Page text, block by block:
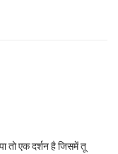
तो एक दर्शन है जिसमें तू